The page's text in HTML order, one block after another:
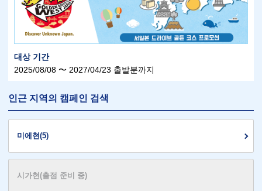
대상 기간
2025/08/08 〜 2027/04/23 출발분까지
인근 지역의 캠페인 검색
미에현(5)
시가현(출점 준비 중)